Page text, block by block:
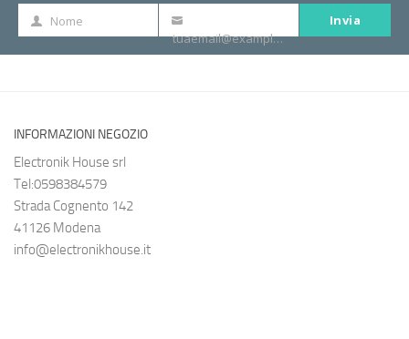
Nome
Nome
tua
tuaemail@example.com
Invia
INFORMAZIONI NEGOZIO
Electronik House srl
Tel:0598384579
Strada Cognento 142
41126 Modena
info@electronikhouse.it